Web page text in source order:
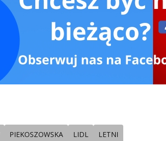
PIEKOSZOWSKA LIDL LETNI